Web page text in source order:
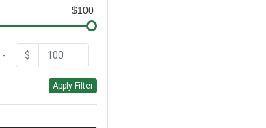
$100
- $
Apply Filter